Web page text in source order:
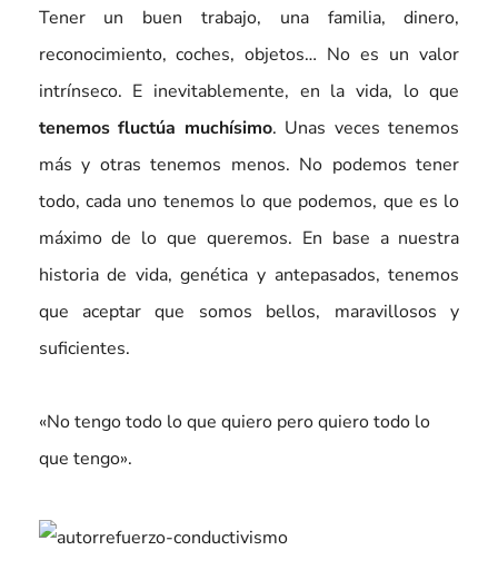
Tener un buen trabajo, una familia, dinero,
reconocimiento, coches, objetos… No es un valor
intrínseco. E inevitablemente, en la vida, lo que
tenemos fluctúa muchísimo. Unas veces tenemos
más y otras tenemos menos. No podemos tener
todo, cada uno tenemos lo que podemos, que es lo
máximo de lo que queremos. En base a nuestra
historia de vida, genética y antepasados, tenemos
que aceptar que somos bellos, maravillosos y
suficientes.
«No tengo todo lo que quiero pero quiero todo lo
que tengo».